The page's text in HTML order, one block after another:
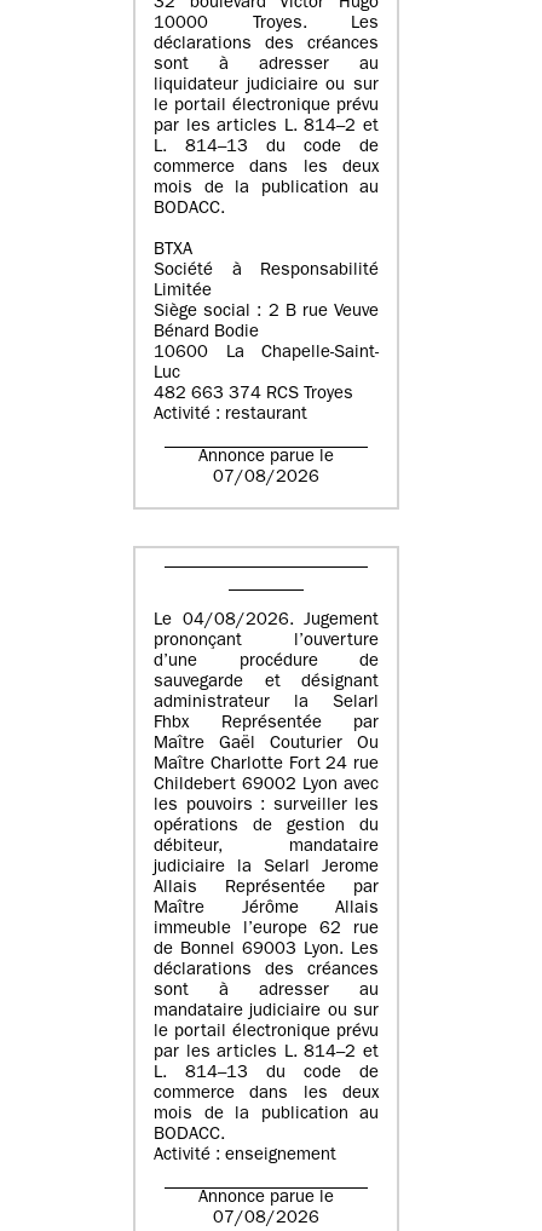
32 boulevard Victor Hugo
10000 Troyes. Les
déclarations des créances
sont à adresser au
liquidateur judiciaire ou sur
le portail électronique prévu
par les articles L. 814–2 et
L. 814–13 du code de
commerce dans les deux
mois de la publication au
BODACC.
BTXA
Société à Responsabilité
Limitée
Siège social : 2 B rue Veuve
Bénard Bodie
10600 La Chapelle-Saint-
Luc
482 663 374 RCS Troyes
Activité : restaurant
Annonce parue le
07/08/2026
Le 04/08/2026. Jugement
prononçant l’ouverture
d’une procédure de
sauvegarde et désignant
administrateur la Selarl
Fhbx Représentée par
Maître Gaël Couturier Ou
Maître Charlotte Fort 24 rue
Childebert 69002 Lyon avec
les pouvoirs : surveiller les
opérations de gestion du
débiteur, mandataire
judiciaire la Selarl Jerome
Allais Représentée par
Maître Jérôme Allais
immeuble l’europe 62 rue
de Bonnel 69003 Lyon. Les
déclarations des créances
sont à adresser au
mandataire judiciaire ou sur
le portail électronique prévu
par les articles L. 814–2 et
L. 814–13 du code de
commerce dans les deux
mois de la publication au
BODACC.
Activité : enseignement
Annonce parue le
07/08/2026